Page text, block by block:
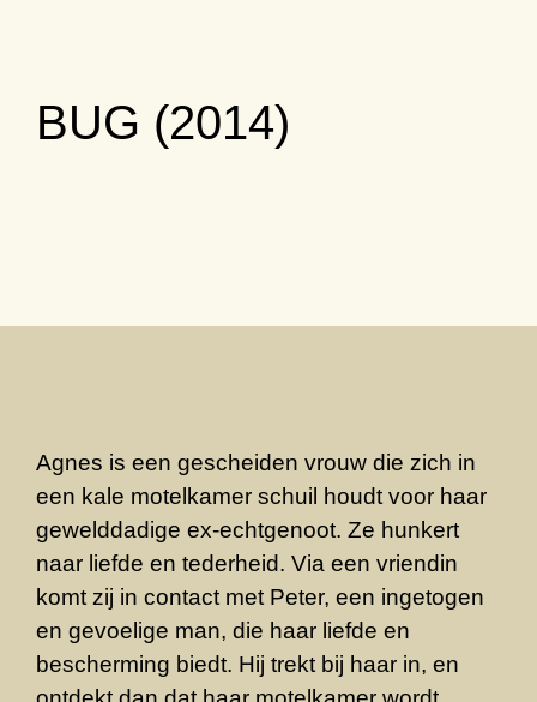
BUG (2014)
Agnes is een gescheiden vrouw die zich in
een kale motelkamer schuil houdt voor haar
gewelddadige ex-echtgenoot. Ze hunkert
naar liefde en tederheid. Via een vriendin
komt zij in contact met Peter, een ingetogen
en gevoelige man, die haar liefde en
bescherming biedt. Hij trekt bij haar in, en